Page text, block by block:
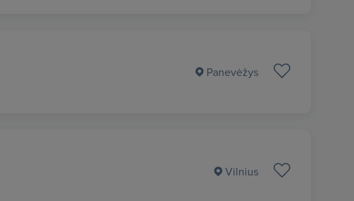
Panevėžys
Vilnius